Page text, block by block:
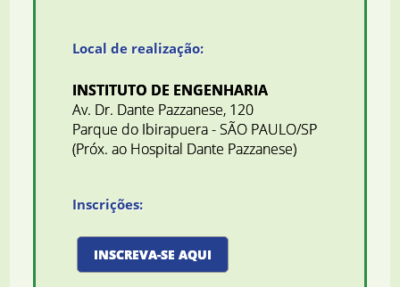
Local de realização:
INSTITUTO DE ENGENHARIA
Av. Dr. Dante Pazzanese, 120
Parque do Ibirapuera - SÃO PAULO/SP
(Próx. ao Hospital Dante Pazzanese)
Inscrições:
INSCREVA-SE AQUI